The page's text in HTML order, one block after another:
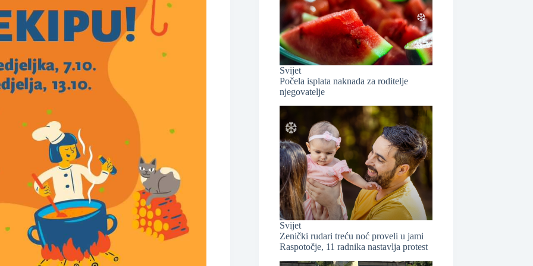
Svijet
Počela isplata naknada za roditelje
njegovatelje
Svijet
Zenički rudari treću noć proveli u jami
Raspotočje, 11 radnika nastavlja protest
❆
❆